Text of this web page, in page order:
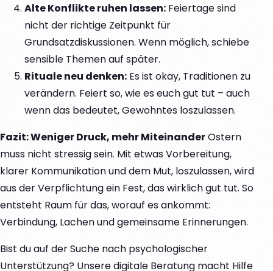
Alte Konflikte ruhen lassen: Feiertage sind
nicht der richtige Zeitpunkt für
Grundsatzdiskussionen. Wenn möglich, schiebe
sensible Themen auf später.
Rituale neu denken: Es ist okay, Traditionen zu
verändern. Feiert so, wie es euch gut tut – auch
wenn das bedeutet, Gewohntes loszulassen.
Fazit: Weniger Druck, mehr MiteinanderOstern
muss nicht stressig sein. Mit etwas Vorbereitung,
klarer Kommunikation und dem Mut, loszulassen, wird
aus der Verpflichtung ein Fest, das wirklich gut tut. So
entsteht Raum für das, worauf es ankommt:
Verbindung, Lachen und gemeinsame Erinnerungen.
Bist du auf der Suche nach psychologischer
Unterstützung? Unsere digitale Beratung macht Hilfe